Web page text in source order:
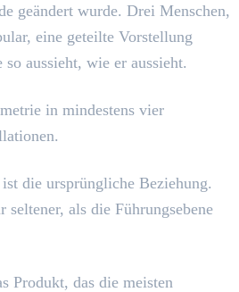
geändert wurde. Drei Menschen,
eine geteilte Vorstellung
aussieht, wie er aussieht.
in mindestens vier
ist die ursprüngliche Beziehung.
seltener, als die Führungsebene
Produkt, das die meisten